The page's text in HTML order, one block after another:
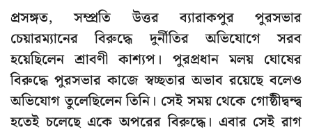
প্রসঙ্গত, সম্প্রতি উত্তর ব্যারাকপুর পুরসভার
চেয়ারম্যানের বিরুদ্ধে দুর্নীতির অভিযোগে সরব
হয়েছিলেন শ্রাবণী কাশ্যপ। পুরপ্রধান মলয় ঘোষের
বিরুদ্ধে পুরসভার কাজে স্বচ্ছতার অভাব রয়েছে বলেও
অভিযোগ তুলেছিলেন তিনি। সেই সময় থেকে গোষ্ঠীদ্বন্দ্ব
হতেই চলেছে একে অপরের বিরুদ্ধে। এবার সেই রাগ